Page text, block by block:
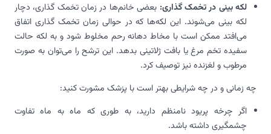
لکه بینی در تخمک گذاری: بعضی خانم‌ها در زمان تخمک گذاری، دچار
لکه بینی می‌شوند. این لکه‌ها که در حوالی زمان تخمک گذاری اتفاق
می‌افتد ممکن است با مخاط دهانه رحم مخلوط شود و به لکه حالت
سفیده تخم مرغ یا بافت ژلاتینی بدهد. این ترشح را می‌توان به صورت
مرطوب و لغزنده نیز توصیف کرد.
چه زمانی و در چه شرایطی بهتر است با پزشک مشورت کنید:
اگر چرخه پریود نامنظم دارید، به طوری که ماه به ماه تفاوت
چشمگیری داشته باشد.